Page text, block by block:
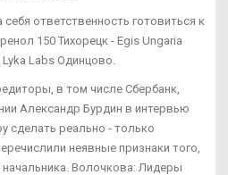
ответственность готовиться к
150 Тихорецк - Egis Ungaria
Labs Одинцово.
в том числе Сбербанк,
Александр Бурдин в интервью
сделать реально - только
неявные признаки того,
Волочкова: Лидеры